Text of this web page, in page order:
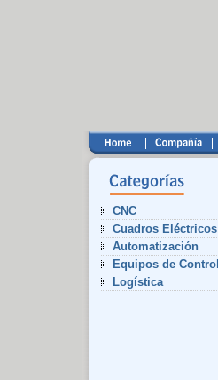
CNC
Cuadros Eléctricos
Automatización
Equipos de Control
Logística